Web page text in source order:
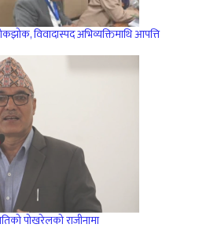
विवादास्पद अभिव्यक्तिमाथि आपत्ति
पोखरेलको राजीनामा